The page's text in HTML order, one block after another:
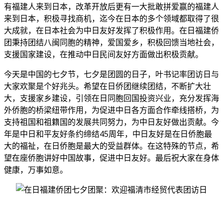
有福建人来到日本，改革开放后更有一大批敢拼爱赢的福建人
来到日本，积极寻找商机，迄今在日本的多个领域都取得了很
大成就，在日本社会为中日友好发挥了积极作用。在日福建侨
团秉持团结八闽同胞的精神，爱国爱乡，积极回馈当地社会，
支援国家建设，在推动中日民间友好方面做出积极贡献。
今天是中国的七夕节，七夕是团圆的日子，叶书记率团访日与
大家欢聚是个好兆头。希望在日侨团继续团结，不断扩大壮
大，支援家乡建设，引领在日同胞回国投资兴业，充分发挥海
外侨胞的桥梁纽带作用，为促进中日各方面合作牵线搭桥，为
支持祖国和祖籍国的发展共同努力，为中日友好做出贡献。今
年是中日和平友好条约缔结45周年，中日友好是在日侨胞最
大的福祉，在日侨胞是最大的受益群体。在这特殊的节点，希
望在座侨胞讲好中国故事，促进中日友好。最后祝大家在身体
健康，万事如意。